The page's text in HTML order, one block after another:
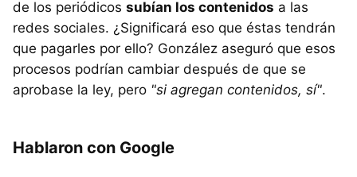
de los periódicos subían los contenidos a las
redes sociales. ¿Significará eso que éstas tendrán
que pagarles por ello? González aseguró que esos
procesos podrían cambiar después de que se
aprobase la ley, pero "si agregan contenidos, sí".
Hablaron con Google